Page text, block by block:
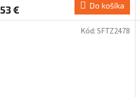
53 € Do košíka
Kód:SFTZ2478